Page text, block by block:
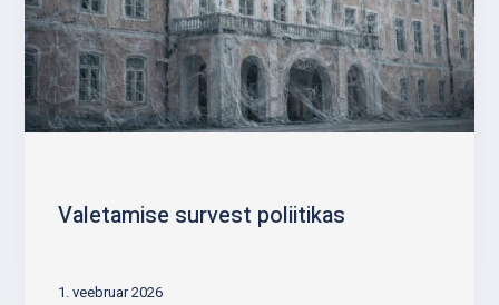
Valetamise survest poliitikas
1. veebruar 2026